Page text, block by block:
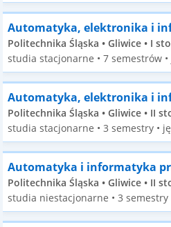
Automatyka, elektronika i
Politechnika Śląska • Gliwice • I
studia stacjonarne • 7 semestrów
Automatyka, elektronika i
Politechnika Śląska • Gliwice • II
studia stacjonarne • 3 semestry •
Automatyka i informatyka
Politechnika Śląska • Gliwice • II
studia niestacjonarne • 3 semestry